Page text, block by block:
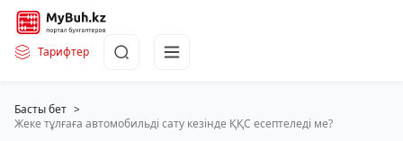
Тарифтер
Басты бет >
Жеке тұлғаға автомобильді сату кезінде ҚҚС есептеледі ме?